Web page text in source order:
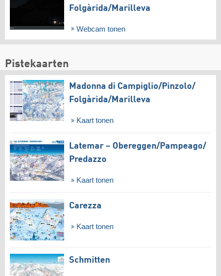
Folgàrida/​Marilleva
Webcam tonen
Pistekaarten
Madonna di Campiglio/​Pinzolo/​
Folgàrida/​Marilleva
Kaart tonen
Latemar – Obereggen/​Pampeago/​
Predazzo
Kaart tonen
Carezza
Kaart tonen
Schmitten